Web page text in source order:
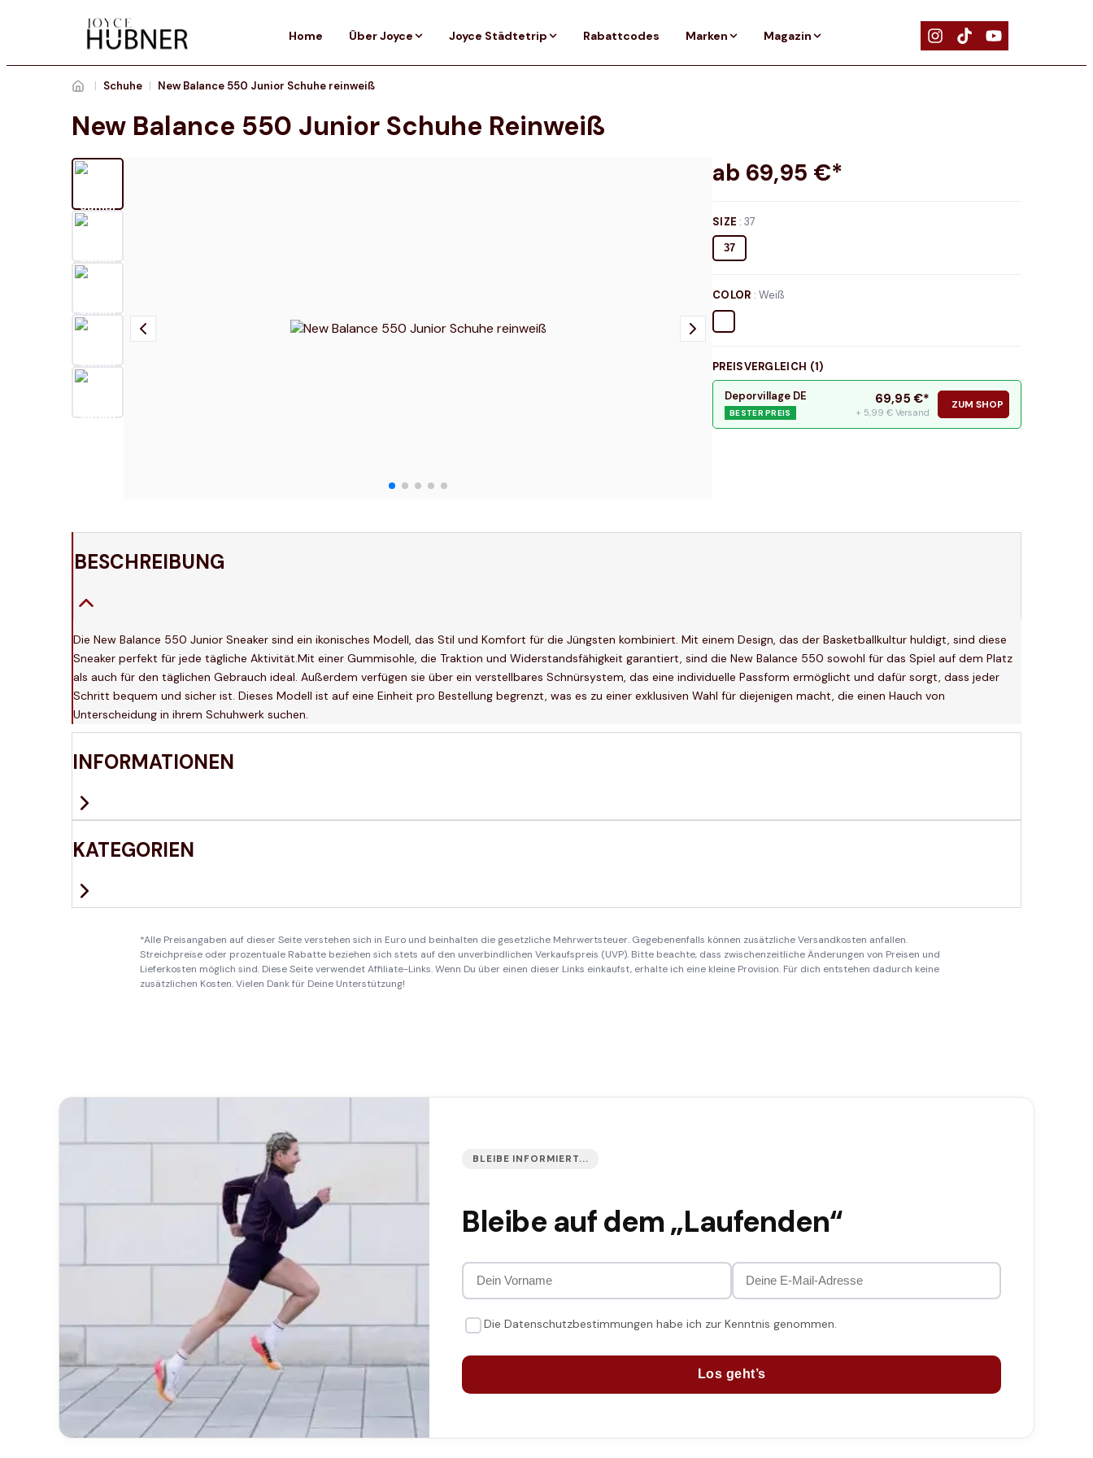
Home Über Joyce Joyce Städtetrip Rabattcodes Marken Magazin
| Schuhe | New Balance 550 Junior Schuhe reinweiß
New Balance 550 Junior Schuhe Reinweiß
ab 69,95 €*
SIZE :37
37
COLOR : Weiß
PREISVERGLEICH (1)
Deporvillage DE
BESTER PREIS
69,95 €*
+ 5,99 € Versand
ZUM SHOP
BESCHREIBUNG
Die New Balance 550 Junior Sneaker sind ein ikonisches Modell, das Stil und Komfort für die Jüngsten kombiniert. Mit einem Design, das der Basketballkultur huldigt, sind diese
Sneaker perfekt für jede tägliche Aktivität.Mit einer Gummisohle, die Traktion und Widerstandsfähigkeit garantiert, sind die New Balance 550 sowohl für das Spiel auf dem Platz
als auch für den täglichen Gebrauch ideal. Außerdem verfügen sie über ein verstellbares Schnürsystem, das eine individuelle Passform ermöglicht und dafür sorgt, dass jeder
Schritt bequem und sicher ist. Dieses Modell ist auf eine Einheit pro Bestellung begrenzt, was es zu einer exklusiven Wahl für diejenigen macht, die einen Hauch von
Unterscheidung in ihrem Schuhwerk suchen.
INFORMATIONEN
KATEGORIEN
*Alle Preisangaben auf dieser Seite verstehen sich in Euro und beinhalten die gesetzliche Mehrwertsteuer. Gegebenenfalls können zusätzliche Versandkosten anfallen.
Streichpreise oder prozentuale Rabatte beziehen sich stets auf den unverbindlichen Verkaufspreis (UVP). Bitte beachte, dass zwischenzeitliche Änderungen von Preisen und
Lieferkosten möglich sind. Diese Seite verwendet Affiliate-Links. Wenn Du über einen dieser Links einkaufst, erhalte ich eine kleine Provision. Für dich entstehen dadurch keine
zusätzlichen Kosten. Vielen Dank für Deine Unterstützung!
BLEIBE INFORMIERT...
Bleibe auf dem „Laufenden“
Die Datenschutzbestimmungen habe ich zur Kenntnis genommen.
Los geht’s